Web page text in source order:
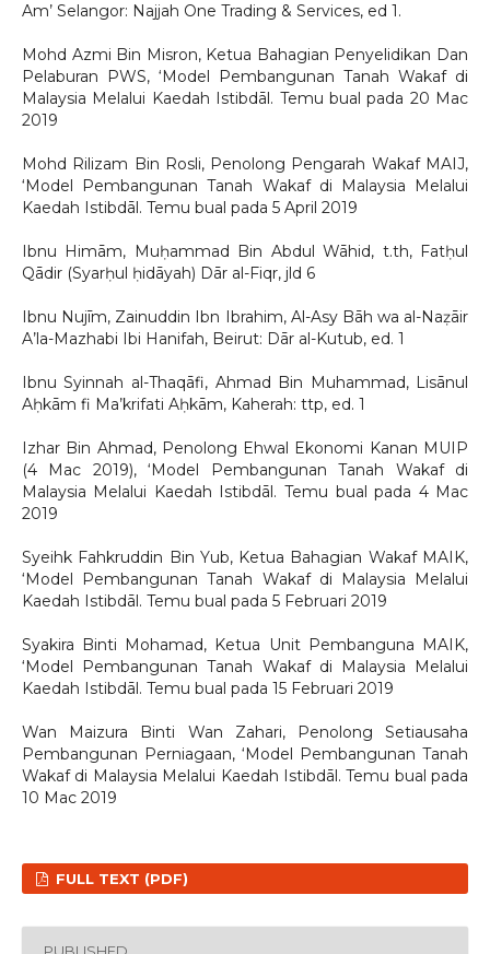
Am’ Selangor: Najjah One Trading & Services, ed 1.
Mohd Azmi Bin Misron, Ketua Bahagian Penyelidikan Dan
Pelaburan PWS, ‘Model Pembangunan Tanah Wakaf di
Malaysia Melalui Kaedah Istibdāl. Temu bual pada 20 Mac
2019
Mohd Rilizam Bin Rosli, Penolong Pengarah Wakaf MAIJ,
‘Model Pembangunan Tanah Wakaf di Malaysia Melalui
Kaedah Istibdāl. Temu bual pada 5 April 2019
Ibnu Himām, Muḥammad Bin Abdul Wāhid, t.th, Fatḥul
Qādir (Syarḥul ḥidāyah) Dār al-Fiqr, jld 6
Ibnu Nujīm, Zainuddin Ibn Ibrahim, Al-Asy Bāh wa al-Naẓāir
A’la-Mazhabi Ibi Hanifah, Beirut: Dār al-Kutub, ed. 1
Ibnu Syinnah al-Thaqāfi, Ahmad Bin Muhammad, Lisānul
Aḥkām fi Ma’krifati Aḥkām, Kaherah: ttp, ed. 1
Izhar Bin Ahmad, Penolong Ehwal Ekonomi Kanan MUIP
(4 Mac 2019), ‘Model Pembangunan Tanah Wakaf di
Malaysia Melalui Kaedah Istibdāl. Temu bual pada 4 Mac
2019
Syeihk Fahkruddin Bin Yub, Ketua Bahagian Wakaf MAIK,
‘Model Pembangunan Tanah Wakaf di Malaysia Melalui
Kaedah Istibdāl. Temu bual pada 5 Februari 2019
Syakira Binti Mohamad, Ketua Unit Pembanguna MAIK,
‘Model Pembangunan Tanah Wakaf di Malaysia Melalui
Kaedah Istibdāl. Temu bual pada 15 Februari 2019
Wan Maizura Binti Wan Zahari, Penolong Setiausaha
Pembangunan Perniagaan, ‘Model Pembangunan Tanah
Wakaf di Malaysia Melalui Kaedah Istibdāl. Temu bual pada
10 Mac 2019
FULL TEXT (PDF)
PUBLISHED